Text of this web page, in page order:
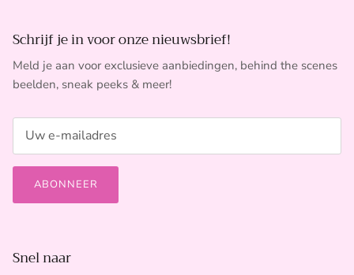
Schrijf je in voor onze nieuwsbrief!
Meld je aan voor exclusieve aanbiedingen, behind the scenes
beelden, sneak peeks & meer!
ABONNEER
Snel naar